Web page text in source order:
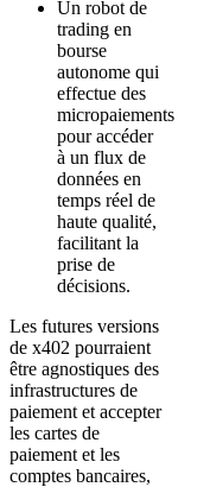
Un robot de
trading en
bourse
autonome qui
effectue des
micropaiements
pour accéder
à un flux de
données en
temps réel de
haute qualité,
facilitant la
prise de
décisions.
Les futures versions
de x402 pourraient
être agnostiques des
infrastructures de
paiement et accepter
les cartes de
paiement et les
comptes bancaires,